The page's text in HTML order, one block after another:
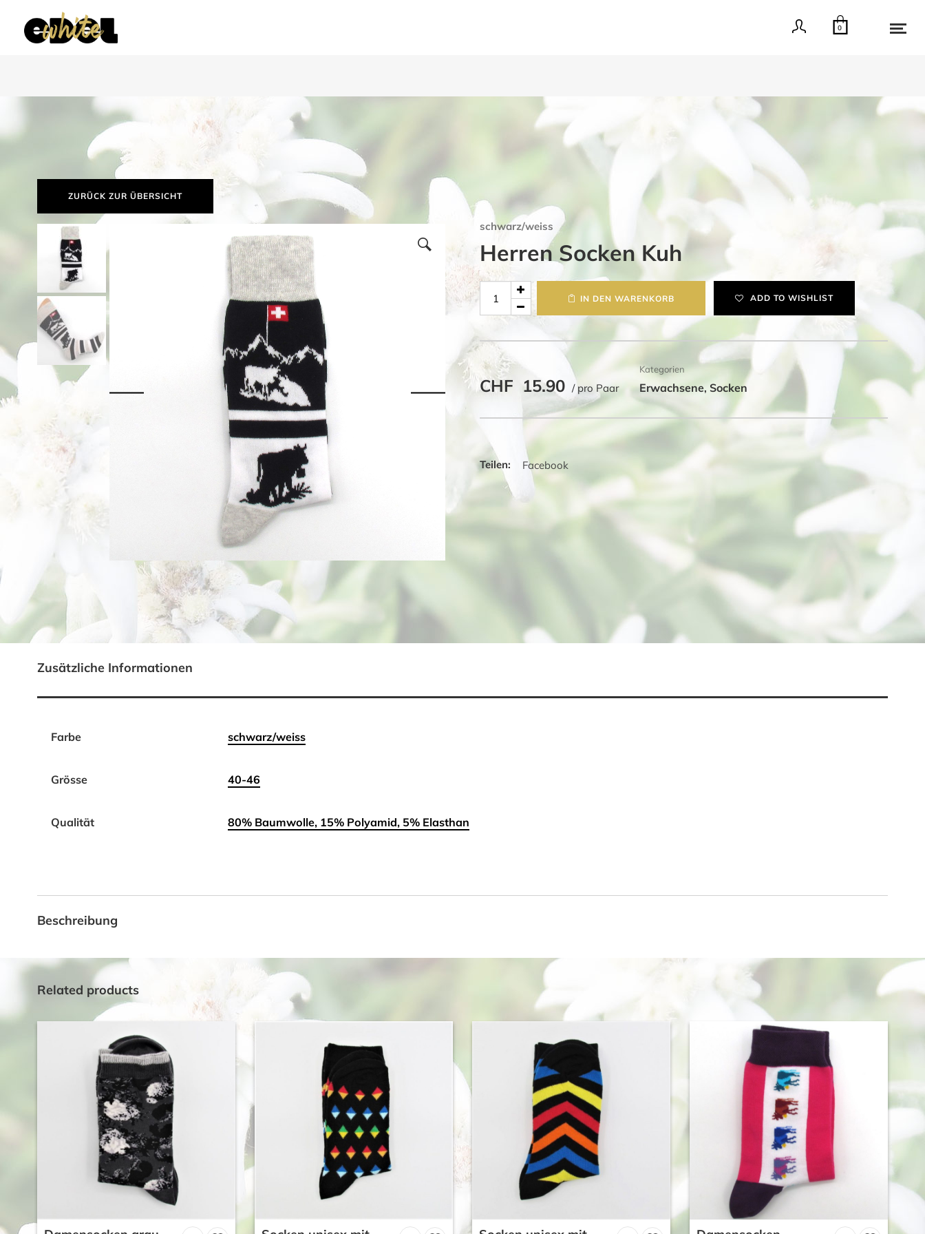
0
ZURÜCK ZUR ÜBERSICHT
schwarz/weiss
Herren Socken Kuh
Herren
Menge
IN DEN WARENKORB ADD TO WISHLIST
CHF 15.90 / pro Paar
Kategorien
Erwachsene, Socken
Facebook
Zusätzliche Informationen
Farbe schwarz/weiss
Grösse 40-46
Qualität 80% Baumwolle, 15% Polyamid, 5% Elasthan
Beschreibung
Related products